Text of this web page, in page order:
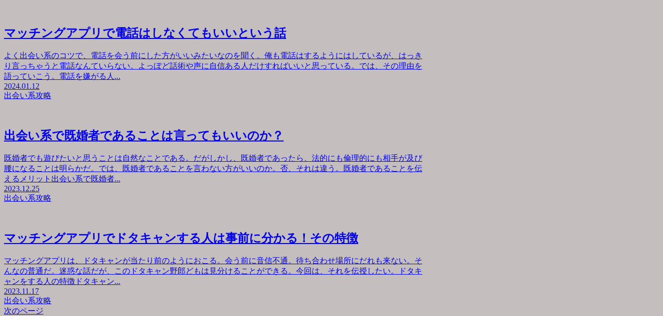
マッチングアプリで電話はしなくてもいいという話
よく出会い系のコツで、電話を会う前にした方がいいみたいなのを聞く。俺も電話はするようにはしているが、はっき
り言っちゃうと電話なんていらない。よっぽど話術や声に自信ある人だけすればいいと思っている。では、その理由を
語っていこう。電話を嫌がる人...
2024.01.12
出会い系攻略
出会い系で既婚者であることは言ってもいいのか？
既婚者でも遊びたいと思うことは自然なことである。だがしかし、既婚者であったら、法的にも倫理的にも相手が及び
腰になることは明らかだ。では、既婚者であることを言わない方がいいのか。否、それは違う。既婚者であることを伝
えるメリット出会い系で既婚者...
2023.12.25
出会い系攻略
マッチングアプリでドタキャンする人は事前に分かる！その特徴
マッチングアプリは、ドタキャンが当たり前のようにおこる。会う前に音信不通。待ち合わせ場所にだれも来ない。そ
んなの普通だ。迷惑な話だが、このドタキャン野郎どもは見分けることができる。今回は、それを伝授したい。ドタキ
ャンをする人の特徴ドタキャン...
2023.11.17
出会い系攻略
次のページ